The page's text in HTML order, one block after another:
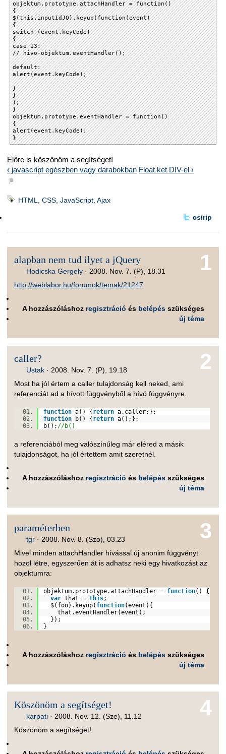
objektum.prototype.attachHandler = function()
{
$(this.inputIdJQ).keyup(function(event)
{
switch (event.keyCode)
{
case 13:
// hivo-objektum.eventHandler();
default:
alert(event.keyCode);
}
}
);
}
objektum.prototype.eventHandler = function()
{
alert(event.keyCode);
}
Előre is köszönöm a segítséget!
‹ javascript egészben vagy darabokban Float ket DIV-el ›
■
HTML, CSS, JavaScript, Ajax
csirip
1
alapban nem tud ilyet a jQuery
Hodicska Gergely · 2008. Nov. 7. (P), 18.31
http://weblabor.hu/forumok/temak/21247
A hozzászóláshoz regisztráció és belépés szükséges
új téma
2
caller?
Ustak · 2008. Nov. 7. (P), 19.18
Most ha jól értem a caller tulajdonság kell neked, ami
referenciát ad a hívott függvényből a hívó függvényre.
function a() { return a.caller;};
function b() { return a();};
b(); //b()
a referenciából meg valószínűleg már eléred a másik
tulajdonságot, ha jól értettem amit szeretnél.
A hozzászóláshoz regisztráció és belépés szükséges
új téma
3
paraméterben
tgr · 2008. Nov. 8. (Szo), 03.23
Mivel minden attachHandler hívással új anonim függvényt
hozol létre, egyszerűen át is adhatsz neki egy hivatkozást az
objektumra:
objektum.prototype.attachHandler = function() {
var that =this;
$(foo).keyup( function(event){
that.eventHandler(event);
});
}
A hozzászóláshoz regisztráció és belépés szükséges
új téma
4
Köszönöm a segítséget!
karpati · 2008. Nov. 12. (Sze), 11.12
Köszönöm a segítséget!